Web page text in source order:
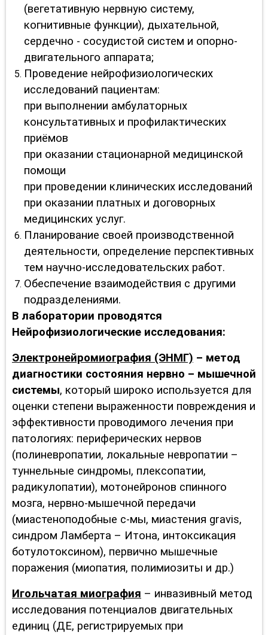
(вегетативную нервную систему,
когнитивные функции), дыхательной,
сердечно - сосудистой систем и опорно-
двигательного аппарата;
Проведение нейрофизиологических
исследований пациентам:
при выполнении амбулаторных
консультативных и профилактических
приёмов
при оказании стационарной медицинской
помощи
при проведении клинических исследований
при оказании платных и договорных
медицинских услуг.
Планирование своей производственной
деятельности, определение перспективных
тем научно-исследовательских работ.
Обеспечение взаимодействия с другими
подразделениями.
В лаборатории проводятся
Нейрофизиологические исследования:
Электронейромиография (ЭНМГ) – метод
диагностики состояния нервно – мышечной
системы, который широко используется для
оценки степени выраженности повреждения и
эффективности проводимого лечения при
патологиях: периферических нервов
(полиневропатии, локальные невропатии –
туннельные синдромы, плексопатии,
радикулопатии), мотонейронов спинного
мозга, нервно-мышечной передачи
(миастеноподобные с-мы, миастения gravis,
синдром Ламберта – Итона, интоксикация
ботулотоксином), первично мышечные
поражения (миопатия, полимиозиты и др.)
Игольчатая миография – инвазивный метод
исследования потенциалов двигательных
единиц (ДЕ, регистрируемых при